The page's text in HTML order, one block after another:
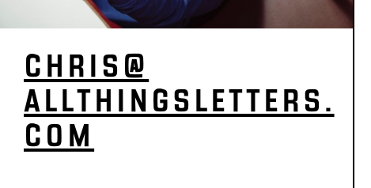
CHRIS@­
ALL­­­­THINGSLETTERS­­.
COM